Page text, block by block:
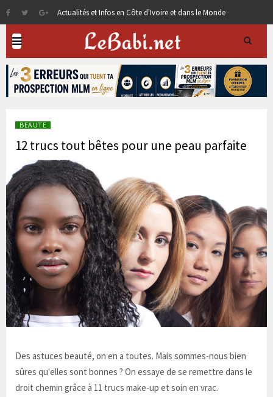
Actualités et Infos en Côte d'Ivoire et dans le Monde
BEAUTE
12 trucs tout bêtes pour une peau parfaite
Des astuces beauté, on en a toutes. Mais sommes-nous bien
sûres qu'elles sont bonnes ? On essaye de se remettre dans le
droit chemin grâce à 11 trucs make-up et soin en vrac.